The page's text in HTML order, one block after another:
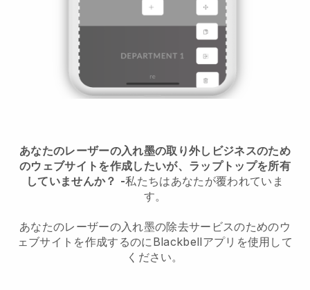
あなたのレーザーの入れ墨の取り外しビジネスのため
のウェブサイトを作成したいが、ラップトップを所有
していませんか？ -私たちはあなたが覆われていま
す。
あなたのレーザーの入れ墨の除去サービスのためのウ
ェブサイトを作成するのにBlackbellアプリを使用して
ください。